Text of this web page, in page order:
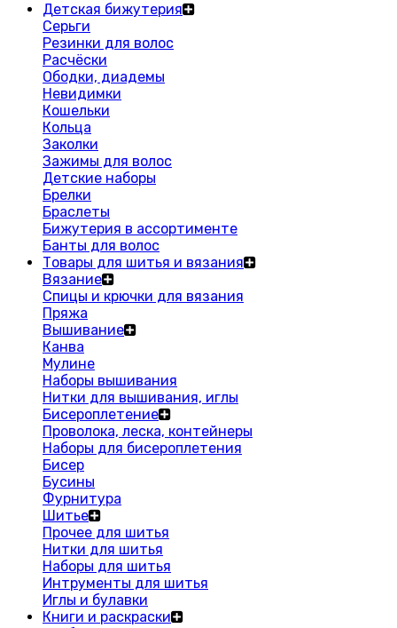
Детская бижутерия
Серьги
Резинки для волос
Расчёски
Ободки, диадемы
Невидимки
Кошельки
Кольца
Заколки
Зажимы для волос
Детские наборы
Брелки
Браслеты
Бижутерия в ассортименте
Банты для волос
Товары для шитья и вязания
Вязание
Спицы и крючки для вязания
Пряжа
Вышивание
Канва
Мулине
Наборы вышивания
Нитки для вышивания, иглы
Бисероплетение
Проволока, леска, контейнеры
Наборы для бисероплетения
Бисер
Бусины
Фурнитура
Шитье
Прочее для шитья
Нитки для шитья
Наборы для шитья
Интрументы для шитья
Иглы и булавки
Книги и раскраски